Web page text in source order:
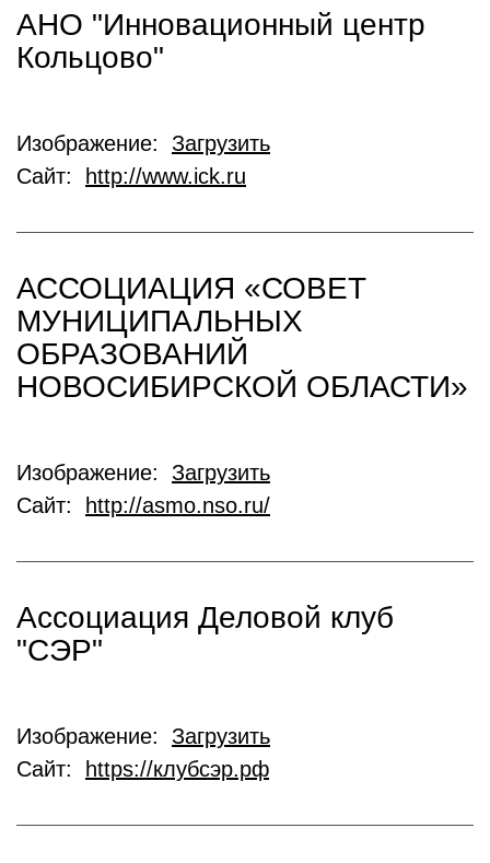
АНО "Инновационный центр
Кольцово"
Изображение: Загрузить
Сайт:
http://www.ick.ru
АССОЦИАЦИЯ «СОВЕТ
МУНИЦИПАЛЬНЫХ
ОБРАЗОВАНИЙ
НОВОСИБИРСКОЙ ОБЛАСТИ»
Изображение: Загрузить
Сайт:
http://asmo.nso.ru/
Ассоциация Деловой клуб
"СЭР"
Изображение: Загрузить
Сайт:
https://клубсэр.рф